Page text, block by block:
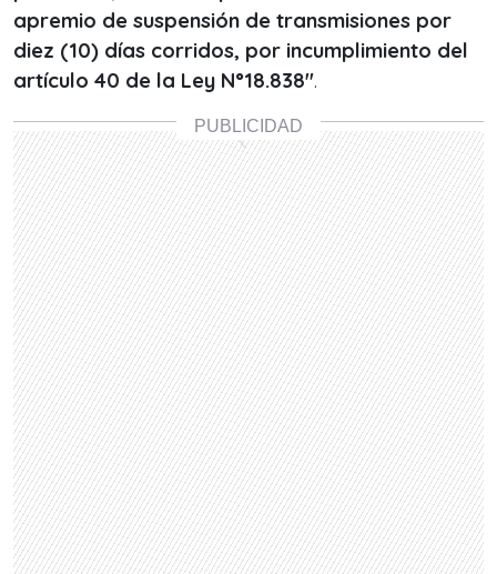
apremio de suspensión de transmisiones por
diez (10) días corridos, por incumplimiento del
artículo 40 de la Ley N°18.838″.